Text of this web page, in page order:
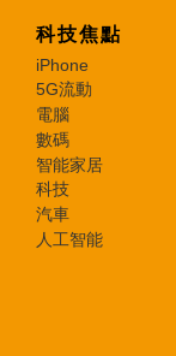
科技焦點
iPhone
5G流動
電腦
數碼
智能家居
科技
汽車
人工智能